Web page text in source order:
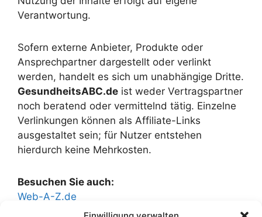
Verantwortung.
Sofern externe Anbieter, Produkte oder
Ansprechpartner dargestellt oder verlinkt
werden, handelt es sich um unabhängige Dritte.
GesundheitsABC.de ist weder Vertragspartner
noch beratend oder vermittelnd tätig. Einzelne
Verlinkungen können als Affiliate-Links
ausgestaltet sein; für Nutzer entstehen
hierdurch keine Mehrkosten.
Besuchen Sie auch:
Web-A-Z.de
Kosten-Auto.de